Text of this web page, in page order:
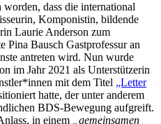
worden, dass die international
Komponistin, bildende
Laurie Anderson zum
Pina Bausch Gastprofessur an
antreten wird. Nun wurde
im Jahr 2021 als Unterstützerin
mit dem Titel „Letter
hatte, der unter anderem
BDS-Bewegung aufgreift.
in einem
„gemeinsamen